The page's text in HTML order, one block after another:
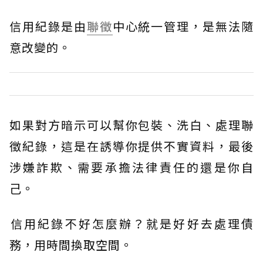
信用紀錄是由聯徵中心統一管理，是無法隨
意改變的。
如果對方暗示可以幫你包裝、洗白、處理聯
徵紀錄，這是在誘導你提供不實資料，最後
涉嫌詐欺、需要承擔法律責任的還是你自
己。
​信用紀錄不好怎麼辦？就是好好去處理債
務，用時間換取空間。